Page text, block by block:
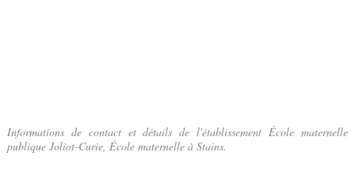
Informations de contact et détails de l'établissement École maternelle
publique Joliot-Curie, École maternelle à Stains.